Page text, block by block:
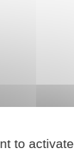
to activate